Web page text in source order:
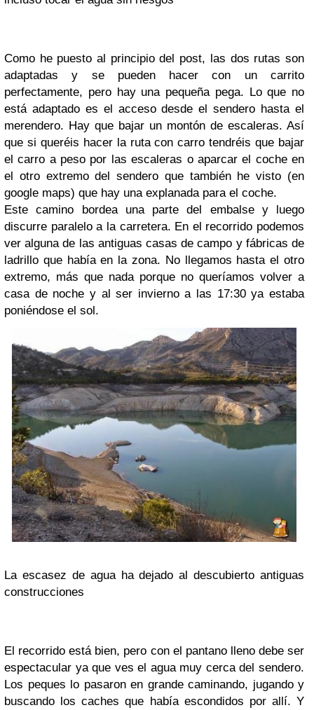
Como he puesto al principio del post, las dos rutas son
adaptadas y se pueden hacer con un carrito
perfectamente, pero hay una pequeña pega. Lo que no
está adaptado es el acceso desde el sendero hasta el
merendero. Hay que bajar un montón de escaleras. Así
que si queréis hacer la ruta con carro tendréis que bajar
el carro a peso por las escaleras o aparcar el coche en
el otro extremo del sendero que también he visto (en
google maps) que hay una explanada para el coche.
Este camino bordea una parte del embalse y luego
discurre paralelo a la carretera. En el recorrido podemos
ver alguna de las antiguas casas de campo y fábricas de
ladrillo que había en la zona. No llegamos hasta el otro
extremo, más que nada porque no queríamos volver a
casa de noche y al ser invierno a las 17:30 ya estaba
poniéndose el sol.
La escasez de agua ha dejado al descubierto antiguas
construcciones
El recorrido está bien, pero con el pantano lleno debe ser
espectacular ya que ves el agua muy cerca del sendero.
Los peques lo pasaron en grande caminando, jugando y
buscando los caches que había escondidos por allí. Y